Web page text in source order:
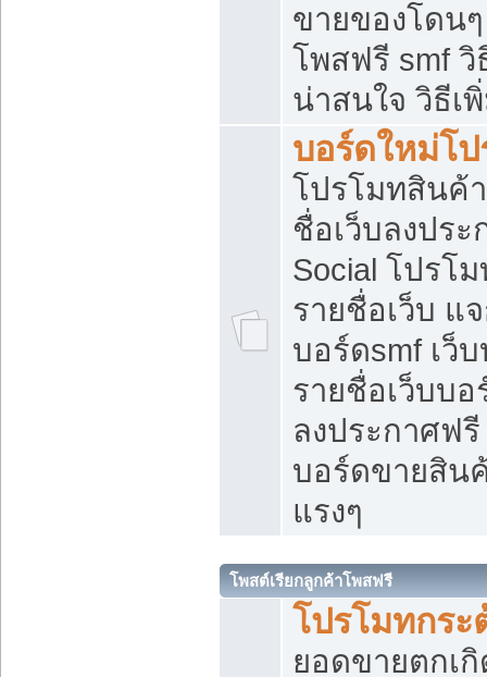
ขายของโดน
โพสฟรี smf
น่าสนใจ วิธีเ
บอร์ดใหม่โ
โปรโมทสินค้
ชื่อเว็บลงปร
Social โปรโ
รายชื่อเว็บ แ
บอร์ดsmf เว็
รายชื่อเว็บบ
ลงประกาศฟรี
บอร์ดขายสิน
แรงๆ
โพสต์เรียกลูกค้าโพสฟรี
โปรโมทกร
ยอดขายตกเ